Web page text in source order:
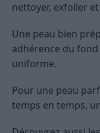
nettoyer, exfolier
Une peau bien
adhérence du
uniforme.
Pour une peau
temps en temps,